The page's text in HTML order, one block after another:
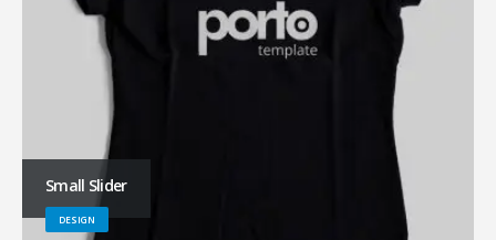
Small Slider
DESIGN